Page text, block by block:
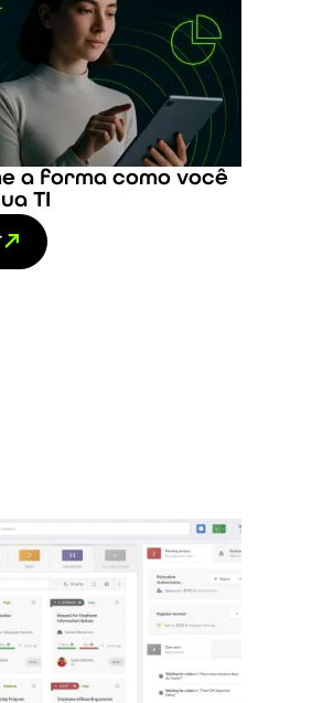
a forma como você
TI